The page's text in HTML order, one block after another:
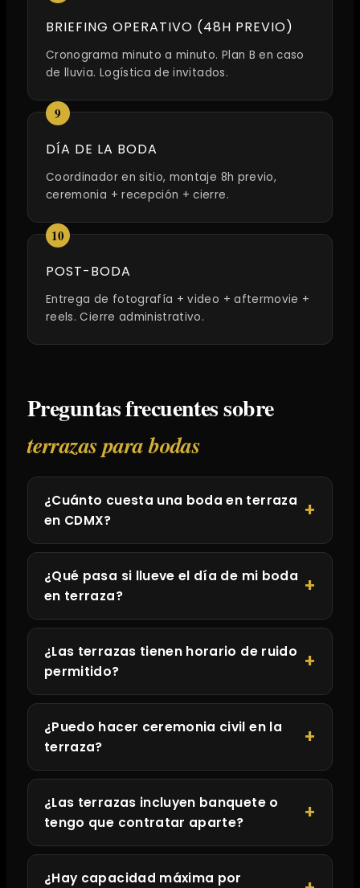
BRIEFING OPERATIVO (48H PREVIO)
Cronograma minuto a minuto. Plan B en caso
de lluvia. Logística de invitados.
DÍA DE LA BODA
Coordinador en sitio, montaje 8h previo,
ceremonia + recepción + cierre.
POST-BODA
Entrega de fotografía + video + aftermovie +
reels. Cierre administrativo.
Preguntas frecuentes sobre
terrazas para bodas
¿Cuánto cuesta una boda en terraza
en CDMX?
¿Qué pasa si llueve el día de mi boda
en terraza?
¿Las terrazas tienen horario de ruido
permitido?
¿Puedo hacer ceremonia civil en la
terraza?
¿Las terrazas incluyen banquete o
tengo que contratar aparte?
¿Hay capacidad máxima por